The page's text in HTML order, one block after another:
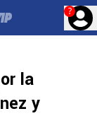
?
la
y